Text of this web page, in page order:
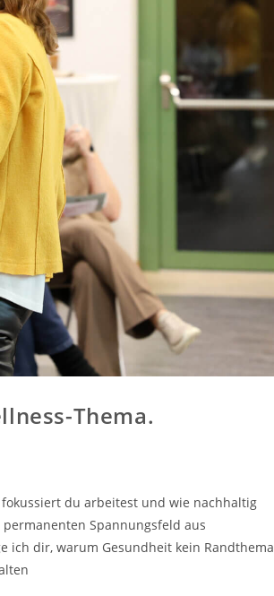
Thema.
du arbeitest und wie nachhaltig
Spannungsfeld aus
ich dir, warum Gesundheit kein Randthema